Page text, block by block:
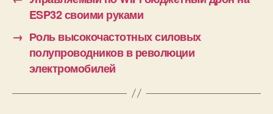
ESP32 своими руками
→ Роль высокочастотных силовых
полупроводников в революции
электромобилей